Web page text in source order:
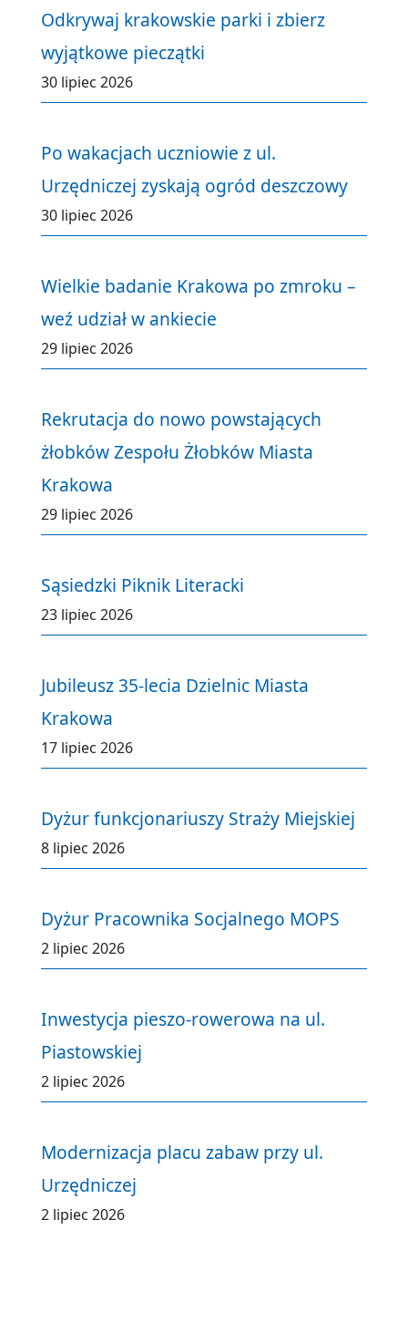
Odkrywaj krakowskie parki i zbierz
wyjątkowe pieczątki
30 lipiec 2026
Po wakacjach uczniowie z ul.
Urzędniczej zyskają ogród deszczowy
30 lipiec 2026
Wielkie badanie Krakowa po zmroku –
weź udział w ankiecie
29 lipiec 2026
Rekrutacja do nowo powstających
żłobków Zespołu Żłobków Miasta
Krakowa
29 lipiec 2026
Sąsiedzki Piknik Literacki
23 lipiec 2026
Jubileusz 35-lecia Dzielnic Miasta
Krakowa
17 lipiec 2026
Dyżur funkcjonariuszy Straży Miejskiej
8 lipiec 2026
Dyżur Pracownika Socjalnego MOPS
2 lipiec 2026
Inwestycja pieszo-rowerowa na ul.
Piastowskiej
2 lipiec 2026
Modernizacja placu zabaw przy ul.
Urzędniczej
2 lipiec 2026